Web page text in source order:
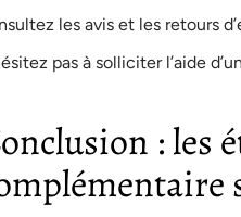
les avis et les retours
pas à solliciter l’aide
: les